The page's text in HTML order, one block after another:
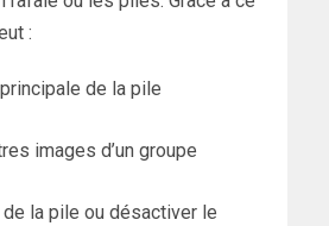
:
de la pile
images d’un groupe
de la pile ou désactiver le